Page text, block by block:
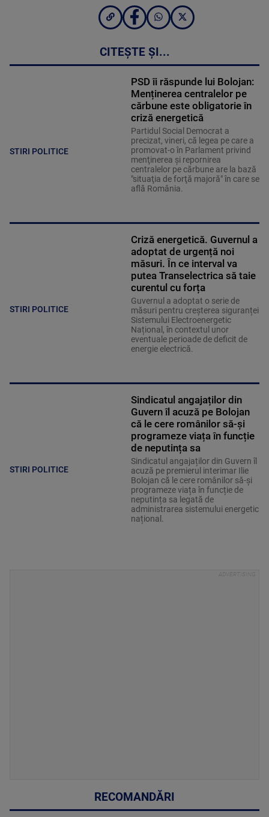
CITEȘTE ȘI...
STIRI POLITICE
PSD îi răspunde lui Bolojan:
Menținerea centralelor pe
cărbune este obligatorie în
criză energetică
Partidul Social Democrat a
precizat, vineri, că legea pe care a
promovat-o în Parlament privind
menţinerea şi repornirea
centralelor pe cărbune are la bază
"situaţia de forţă majoră" în care se
află România.
STIRI POLITICE
Criză energetică. Guvernul a
adoptat de urgență noi
măsuri. În ce interval va
putea Transelectrica să taie
curentul cu forța
Guvernul a adoptat o serie de
măsuri pentru creșterea siguranței
Sistemului Electroenergetic
Național, în contextul unor
eventuale perioade de deficit de
energie electrică.
STIRI POLITICE
Sindicatul angajaților din
Guvern îl acuză pe Bolojan
că le cere românilor să-și
programeze viața în funcție
de neputința sa
Sindicatul angajaților din Guvern îl
acuză pe premierul interimar Ilie
Bolojan că le cere românilor să-și
programeze viața în funcție de
neputința sa legată de
administrarea sistemului energetic
național.
RECOMANDĂRI